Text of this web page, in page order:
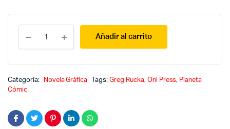
country
Añadir al carrito
Categoría: Novela Gráfica Tags:Greg Rucka, Oni Press, Planeta
Cómic